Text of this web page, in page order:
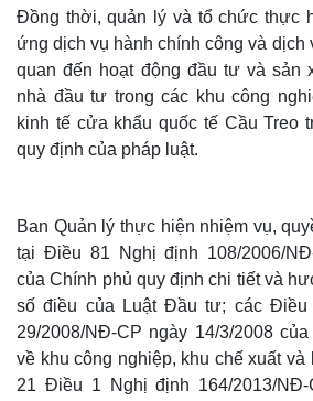
Đồng thời, quản lý và tổ chức thực
ứng dịch vụ hành chính công và dịch
quan đến hoạt động đầu tư và sản
nhà đầu tư trong các khu công
kinh tế cửa khẩu quốc tế Cầu Treo
quy định của pháp luật.
Ban Quản lý thực hiện nhiệm vụ,
tại Điều 81 Nghị định 108/2006/
của Chính phủ quy định chi tiết và
số điều của Luật Đầu tư; các
29/2008/NĐ-CP ngày 14/3/2008
về khu công nghiệp, khu chế xuất và
21 Điều 1 Nghị định 164/2013/NĐ-